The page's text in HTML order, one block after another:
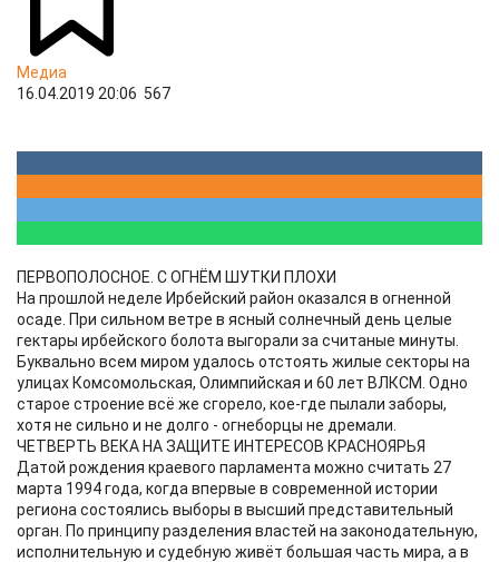
Медиа
16.04.2019 20:06 567
ПЕРВОПОЛОСНОЕ. С ОГНЁМ ШУТКИ ПЛОХИ
На прошлой неделе Ирбейский район оказался в огненной
осаде. При сильном ветре в ясный солнечный день целые
гектары ирбейского болота выгорали за считаные минуты.
Буквально всем миром удалось отстоять жилые секторы на
улицах Комсомольская, Олимпийская и 60 лет ВЛКСМ. Одно
старое строение всё же сгорело, кое-где пылали заборы,
хотя не сильно и не долго - огнеборцы не дремали.
ЧЕТВЕРТЬ ВЕКА НА ЗАЩИТЕ ИНТЕРЕСОВ КРАСНОЯРЬЯ
Датой рождения краевого парламента можно считать 27
марта 1994 года, когда впервые в современной истории
региона состоялись выборы в высший представительный
орган. По принципу разделения властей на законодательную,
исполнительную и судебную живёт большая часть мира, а в